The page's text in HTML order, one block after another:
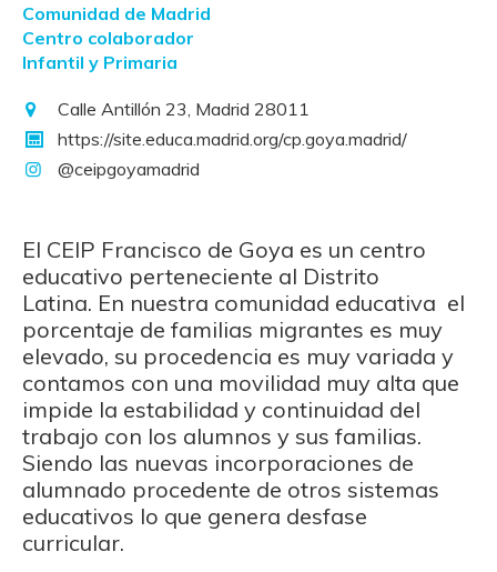
Comunidad de Madrid
Centro colaborador
Infantil y Primaria
Calle Antillón 23, Madrid 28011
https://site.educa.madrid.org/cp.goya.madrid/
@ceipgoyamadrid
El CEIP Francisco de Goya es un centro
educativo perteneciente al Distrito
Latina. En nuestra comunidad educativa el
porcentaje de familias migrantes es muy
elevado, su procedencia es muy variada y
contamos con una movilidad muy alta que
impide la estabilidad y continuidad del
trabajo con los alumnos y sus familias.
Siendo las nuevas incorporaciones de
alumnado procedente de otros sistemas
educativos lo que genera desfase
curricular.